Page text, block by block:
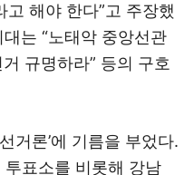
해야 한다”고 주장했
는 “노태악 중앙선관
규명하라” 등의 구호
거론’에 기름을 부었다.
표소를 비롯해 강남